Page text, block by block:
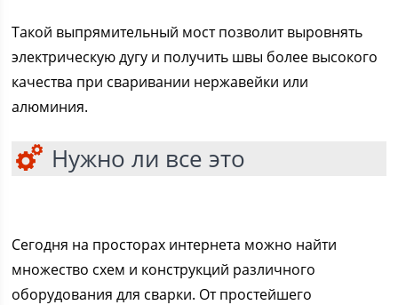
Такой выпрямительный мост позволит выровнять
электрическую дугу и получить швы более высокого
качества при сваривании нержавейки или
алюминия.
Нужно ли все это
Сегодня на просторах интернета можно найти
множество схем и конструкций различного
оборудования для сварки. От простейшего